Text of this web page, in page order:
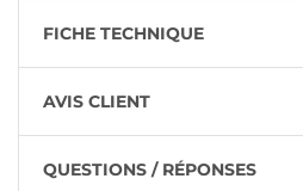
FICHE TECHNIQUE
AVIS CLIENT
QUESTIONS / RÉPONSES